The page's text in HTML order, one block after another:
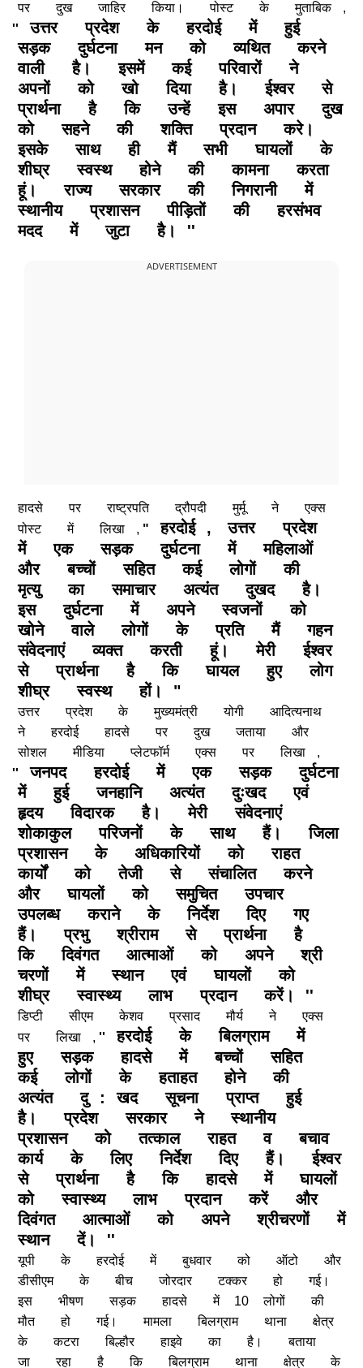
पर
दुख जाहिर किया। पोस्ट के मुताबिक
,
''
उत्तर प्रदेश के हरदोई में
हुई
सड़क
दुर्घटना मन को व्यथित
करने
वाली
है। इसमें कई परिवारों
ने
अपनों
को खो दिया है। ईश्वर
से
प्रार्थना
है कि उन्हें इस अपार
दुख
को
सहने की शक्ति प्रदान
करे।
इसके
साथ ही मैं सभी घायलों
के
शीघ्र
स्वस्थ होने की कामना
करता
हूं।
राज्य सरकार की निगरानी
में
स्थानीय
प्रशासन पीड़ितों की
हरसंभव
मदद
में जुटा है। ''
ADVERTISEMENT
हादसे पर राष्ट्रपति द्रौपदी मुर्मू ने
एक्स
पोस्ट
में लिखा , " हरदोई , उत्तर
प्रदेश
में
एक सड़क दुर्घटना में
महिलाओं
और
बच्चों सहित कई लोगों
की
मृत्यु
का समाचार अत्यंत दुखद
है।
इस
दुर्घटना में अपने स्वजनों
को
खोने
वाले लोगों के प्रति मैं
गहन
संवेदनाएं
व्यक्त करती हूं। मेरी
ईश्वर
से
प्रार्थना है कि घायल हुए
लोग
शीघ्र
स्वस्थ हों। "
उत्तर प्रदेश के मुख्यमंत्री योगी
आदित्यनाथ
ने
हरदोई हादसे पर दुख जताया
और
सोशल
मीडिया प्लेटफॉर्म एक्स पर लिखा
,
''
जनपद हरदोई में एक सड़क
दुर्घटना
में
हुई जनहानि अत्यंत दुःखद
एवं
हृदय
विदारक है। मेरी
संवेदनाएं
शोकाकुल
परिजनों के साथ हैं।
जिला
प्रशासन
के अधिकारियों को
राहत
कार्यों
को तेजी से संचालित
करने
और
घायलों को समुचित
उपचार
उपलब्ध
कराने के निर्देश दिए
गए
हैं।
प्रभु श्रीराम से प्रार्थना
है
कि
दिवंगत आत्माओं को अपने
श्री
चरणों
में स्थान एवं घायलों
को
शीघ्र
स्वास्थ्य लाभ प्रदान करें। ''
डिप्टी सीएम केशव प्रसाद मौर्य ने
एक्स
पर
लिखा , '' हरदोई के बिलग्राम
में
हुए
सड़क हादसे में बच्चों
सहित
कई
लोगों के हताहत होने
की
अत्यंत
दु : खद सूचना प्राप्त
हुई
है।
प्रदेश सरकार ने
स्थानीय
प्रशासन
को तत्काल राहत व
बचाव
कार्य
के लिए निर्देश दिए हैं।
ईश्वर
से
प्रार्थना है कि हादसे में
घायलों
को
स्वास्थ्य लाभ प्रदान करें
और
दिवंगत
आत्माओं को अपने श्रीचरणों
में
स्थान
दें। ''
यूपी के हरदोई में बुधवार को ऑटो
और
डीसीएम
के बीच जोरदार टक्कर हो
गई।
इस
भीषण सड़क हादसे में 10 लोगों
की
मौत
हो गई। मामला बिलग्राम थाना
क्षेत्र
के
कटरा बिल्हौर हाइवे का है।
बताया
जा
रहा है कि बिलग्राम थाना क्षेत्र के